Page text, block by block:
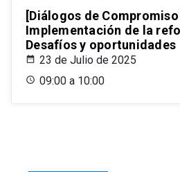
[Diálogos de
Implementación de la
Desafíos y oportunidades
23 de Julio de 2025
09:00 a 10:00